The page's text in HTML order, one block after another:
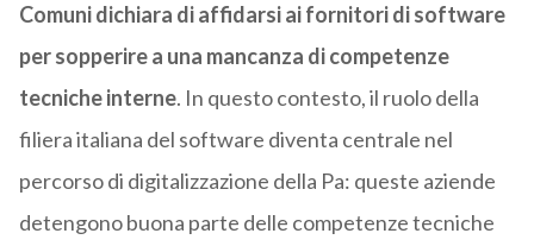
Comuni dichiara di affidarsi ai fornitori disoftware
per sopperire a una mancanza di competenze
tecniche interne. In questo contesto, il ruolo della
filiera italiana del software diventa centrale nel
percorso di digitalizzazione della Pa: queste aziende
detengono buona parte delle competenze tecniche